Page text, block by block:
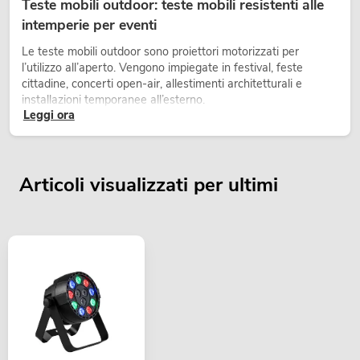
Teste mobili outdoor: teste mobili resistenti alle
intemperie per eventi
Le teste mobili outdoor sono proiettori motorizzati per
l’utilizzo all’aperto. Vengono impiegate in festival, feste
cittadine, concerti open-air, allestimenti architetturali e
installazioni temporanee all’esterno.
Leggi ora
Articoli visualizzati per ultimi